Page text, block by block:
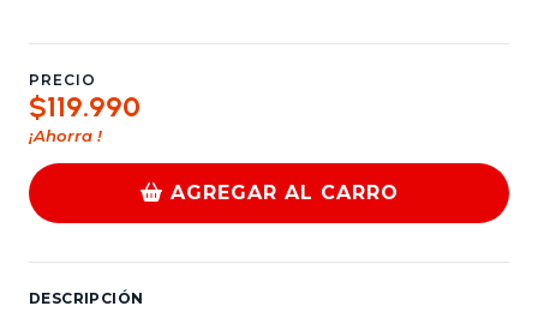
PRECIO
$119.990
¡Ahorra !
AGREGAR AL CARRO
DESCRIPCIÓN